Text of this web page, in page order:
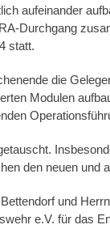
aufeinander
Durchgang
statt.
die
Modulen
den neuen und
und
e.V. für das